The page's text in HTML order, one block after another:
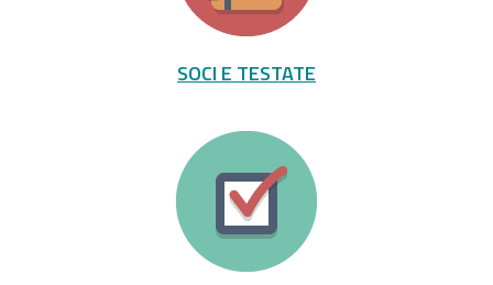
SOCI E TESTATE